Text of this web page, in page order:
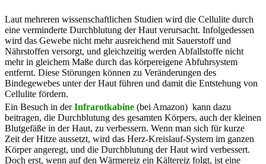
Laut mehreren wissenschaftlichen Studien wird die Cellulite durch
eine verminderte Durchblutung der Haut verursacht. Infolgedessen
wird das Gewebe nicht mehr ausreichend mit Sauerstoff und
Nährstoffen versorgt, und gleichzeitig werden Abfallstoffe nicht
mehr in gleichem Maße durch das körpereigene Abfuhrsystem
entfernt. Diese Störungen können zu Veränderungen des
Bindegewebes unter der Haut führen und damit die Entstehung von
Cellulite fördern.
Ein Besuch in derInfrarotkabine (bei Amazon) kann dazu
beitragen, die Durchblutung des gesamten Körpers, auch der kleinen
Blutgefäße in der Haut, zu verbessern. Wenn man sich für kurze
Zeit der Hitze aussetzt, wird das Herz-Kreislauf-System im ganzen
Körper angeregt, und die Durchblutung der Haut wird verbessert.
Doch erst, wenn auf den Wärmereiz ein Kältereiz folgt, ist eine